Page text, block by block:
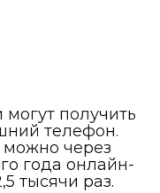
получить
телефон.
через
года онлайн-
тысячи раз.